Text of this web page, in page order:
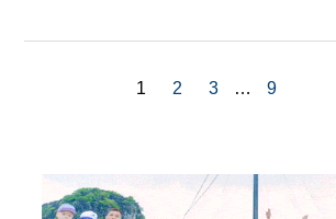
1 2 3 … 9